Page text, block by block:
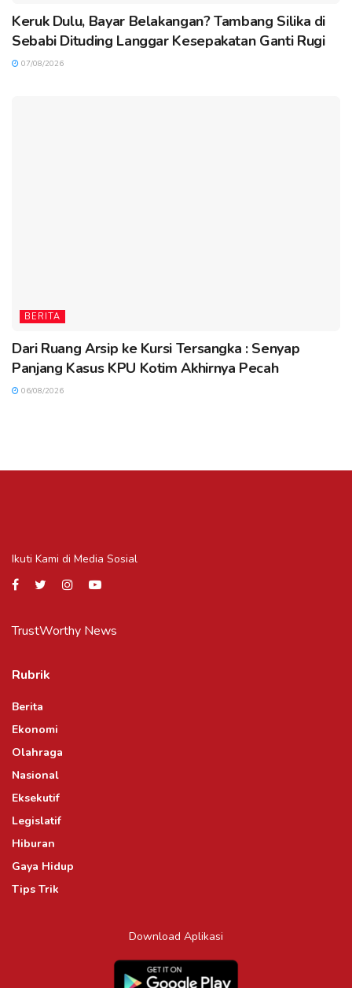
Keruk Dulu, Bayar Belakangan? Tambang Silika di
Sebabi Dituding Langgar Kesepakatan Ganti Rugi
07/08/2026
BERITA
Dari Ruang Arsip ke Kursi Tersangka : Senyap
Panjang Kasus KPU Kotim Akhirnya Pecah
06/08/2026
Ikuti Kami di Media Sosial
TrustWorthy News
Rubrik
Berita
Ekonomi
Olahraga
Nasional
Eksekutif
Legislatif
Hiburan
Gaya Hidup
Tips Trik
Download Aplikasi